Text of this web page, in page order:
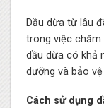
Dầu dừa từ lâu
trong việc chăm
dầu dừa có khả
dưỡng và bảo
Cách sử dụng